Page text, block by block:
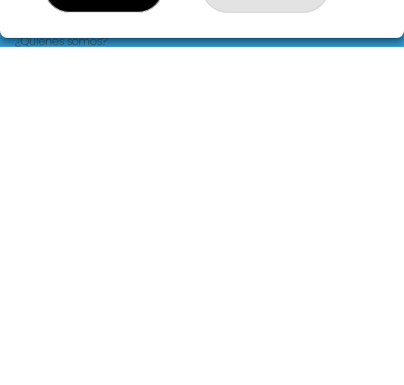
LOTERIA LA FLORIDA
¿Quiénes somos?